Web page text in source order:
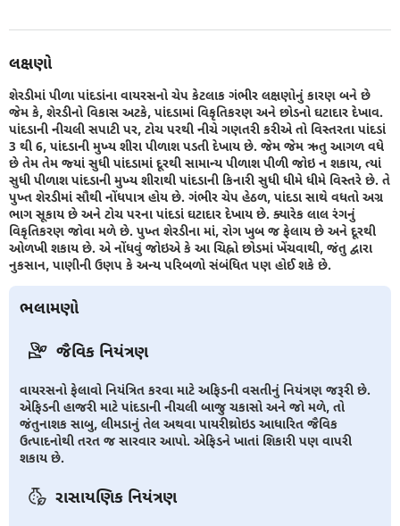
લક્ષણો
શેરડીમાં પીળા પાંદડાંના વાયરસનો ચેપ કેટલાક ગંભીર લક્ષણોનું કારણ બને છે
જેમ કે, શેરડીનો વિકાસ અટકે, પાંદડામાં વિકૃતિકરણ અને છોડનો ઘટાદાર દેખાવ.
પાંદડાની નીચલી સપાટી પર, ટોચ પરથી નીચે ગણતરી કરીએ તો વિસ્તરતા પાંદડાં
3 થી 6, પાંદડાની મુખ્ય શીરા પીળાશ પડતી દેખાય છે. જેમ જેમ ઋતુ આગળ વધે
છે તેમ તેમ જ્યાં સુધી પાંદડામાં દૂરથી સામાન્ય પીળાશ પીળી જોઇ ન શકાય, ત્યાં
સુધી પીળાશ પાંદડાની મુખ્ય શીરાથી પાંદડાની કિનારી સુધી ધીમે ધીમે વિસ્તરે છે. તે
પુખ્ત શેરડીમાં સૌથી નોંધપાત્ર હોય છે. ગંભીર ચેપ હેઠળ, પાંદડા સાથે વધતો અગ્ર
ભાગ સૂકાય છે અને ટોચ પરના પાંદડાં ઘટાદાર દેખાય છે. ક્યારેક લાલ રંગનું
વિકૃતિકરણ જોવા મળે છે. પુખ્ત શેરડીના માં, રોગ ખુબ જ ફેલાય છે અને દૂરથી
ઓળખી શકાય છે. એ નોંધવું જોઇએ કે આ ચિહ્નો છોડમાં ખેંચવાથી, જંતુ દ્વારા
નુકસાન, પાણીની ઉણપ કે અન્ય પરિબળો સંબંધિત પણ હોઈ શકે છે.
ભલામણો
જૈવિક નિયંત્રણ
વાયરસનો ફેલાવો નિયંત્રિત કરવા માટે અફિડની વસતીનું નિયંત્રણ જરૂરી છે.
એફિડની હાજરી માટે પાંદડાની નીચલી બાજુ ચકાસો અને જો મળે, તો
જંતુનાશક સાબુ, લીમડાનું તેલ અથવા પાયરીથ્રોઇડ આધારિત જૈવિક
ઉત્પાદનોથી તરત જ સારવાર આપો. એફિડને ખાતાં શિકારી પણ વાપરી
શકાય છે.
રાસાયણિક નિયંત્રણ